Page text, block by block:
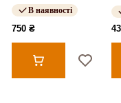
В наявності
750 ₴